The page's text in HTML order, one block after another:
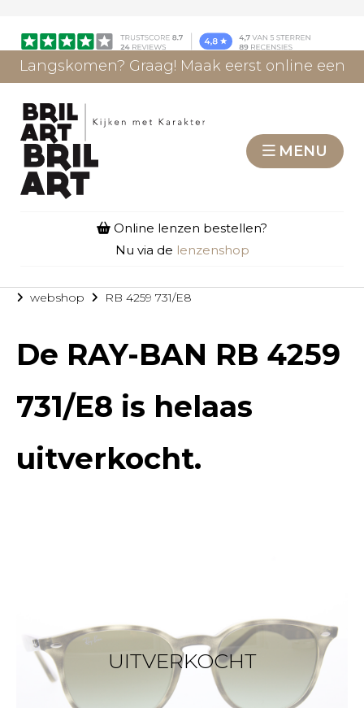
Langskomen? Graag! Maak eerst online een
MENU
Online lenzen bestellen?
Nu via de lenzenshop
webshop RB 4259 731/E8
De RAY-BAN RB 4259
731/E8 is helaas
uitverkocht.
UITVERKOCHT